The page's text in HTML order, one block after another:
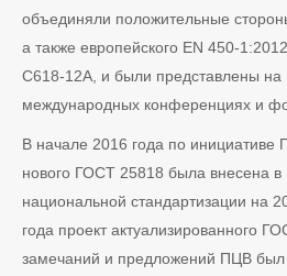
объединяли положительные
а также европейского EN 450-
C618-12А, и были представлены на
международных конференциях и
В начале 2016 года по инициативе
нового ГОСТ 25818 была внесена
национальной стандартизации на
года проект актуализированного
замечаний и предложений ПЦВ был